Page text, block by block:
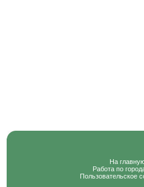
На
Работа по
Пользовательское